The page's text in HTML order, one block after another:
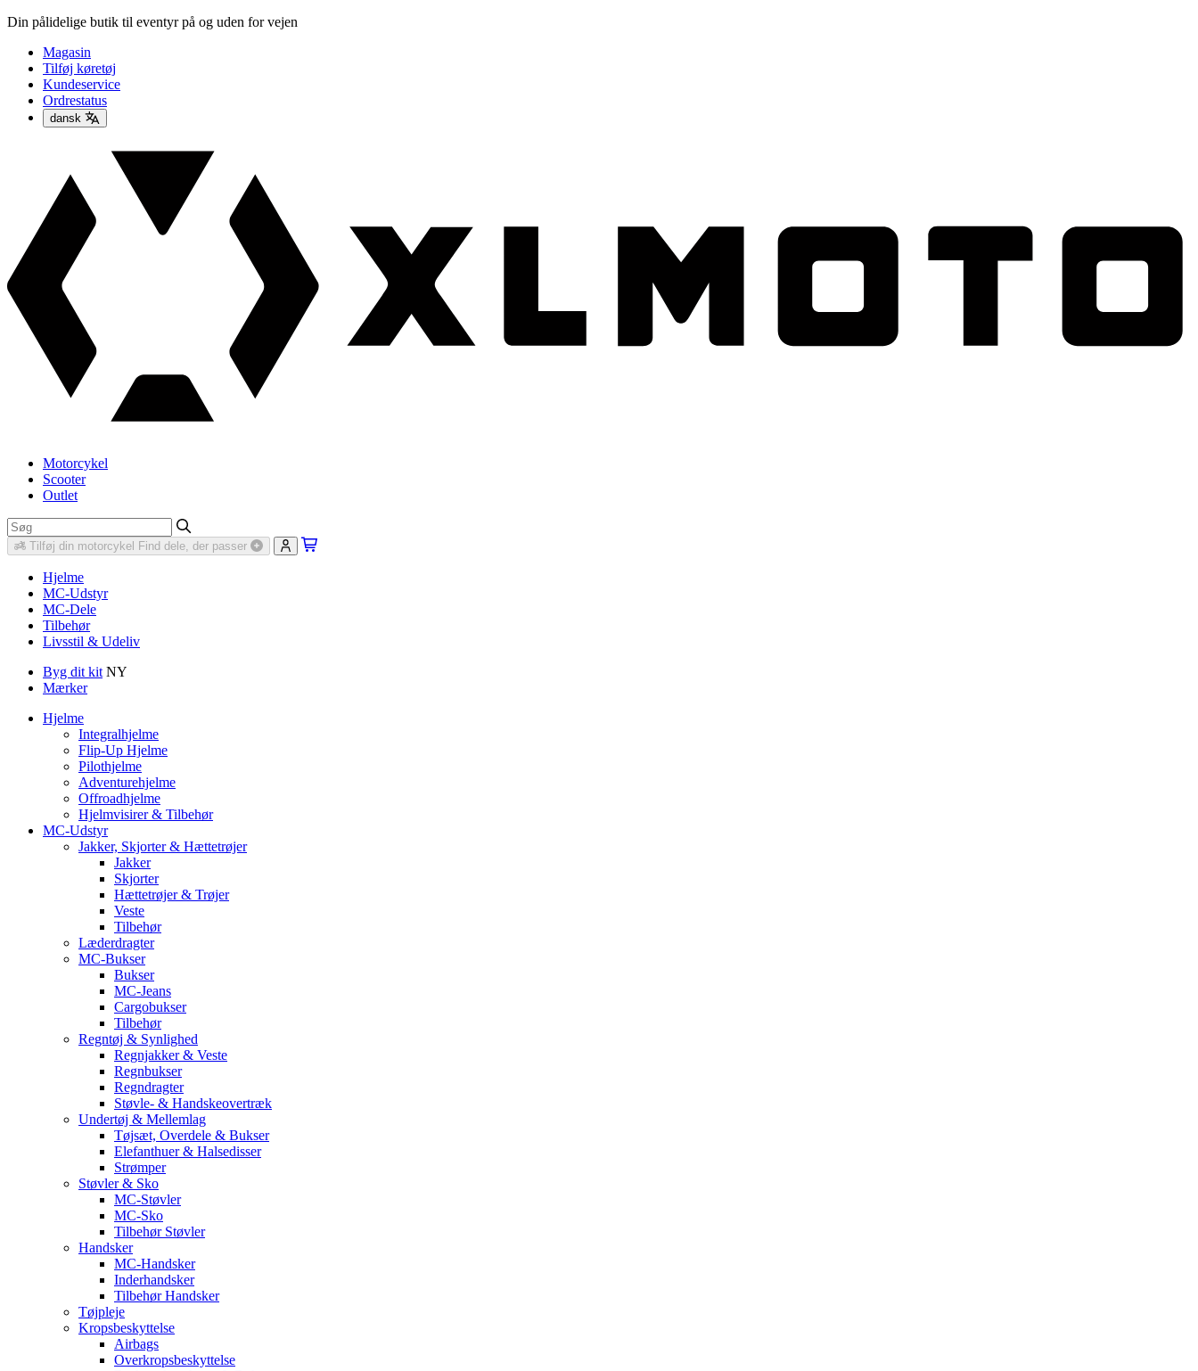
Din pålidelige butik til eventyr på og uden for vejen
Magasin
Tilføj køretøj
Kundeservice
Ordrestatus
dansk
Motorcykel
Scooter
Outlet
Tilføj din motorcykel Find dele, der passer
Hjelme
MC-Udstyr
MC-Dele
Tilbehør
Livsstil & Udeliv
Byg dit kit NY
Mærker
Hjelme
Integralhjelme
Flip-Up Hjelme
Pilothjelme
Adventurehjelme
Offroadhjelme
Hjelmvisirer & Tilbehør
MC-Udstyr
Jakker, Skjorter & Hættetrøjer
Jakker
Skjorter
Hættetrøjer & Trøjer
Veste
Tilbehør
Læderdragter
MC-Bukser
Bukser
MC-Jeans
Cargobukser
Tilbehør
Regntøj & Synlighed
Regnjakker & Veste
Regnbukser
Regndragter
Støvle- & Handskeovertræk
Undertøj & Mellemlag
Tøjsæt, Overdele & Bukser
Elefanthuer & Halsedisser
Strømper
Støvler & Sko
MC-Støvler
MC-Sko
Tilbehør Støvler
Handsker
MC-Handsker
Inderhandsker
Tilbehør Handsker
Tøjpleje
Kropsbeskyttelse
Airbags
Overkropsbeskyttelse